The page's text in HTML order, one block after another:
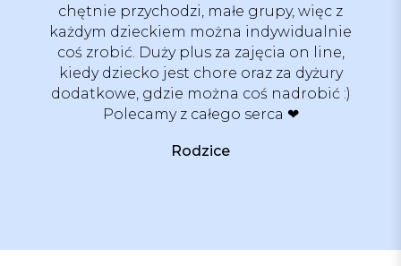
chętnie przychodzi, małe grupy, więc z
każdym dzieckiem można indywidualnie
coś zrobić. Duży plus za zajęcia on line,
kiedy dziecko jest chore oraz za dyżury
dodatkowe, gdzie można coś nadrobić :)
Polecamy z całego serca ❤
Rodzice